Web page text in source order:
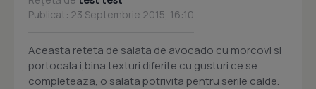
Publicat: 23 Septembrie 2015, 16:10
Aceasta reteta de salata de avocado cu morcovi si
portocala i,bina texturi diferite cu gusturi ce se
completeaza, o salata potrivita pentru serile calde.